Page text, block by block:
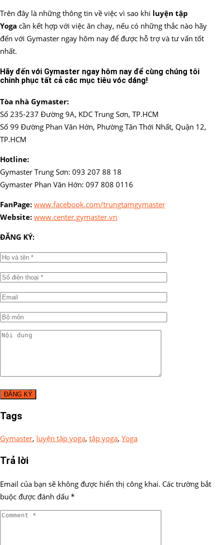
Trên đây là những thông tin về việc vì sao khi luyện tập
Yoga cần kết hợp với việc ăn chay, nếu có những thắc nào hãy
đến với Gymaster ngay hôm nay để được hỗ trợ và tư vấn tốt
nhất.
Hãy đến với Gymaster ngay hôm nay để cùng chúng tôi
chinh phục tất cả các mục tiêu vóc dáng!
Tòa nhà Gymaster:
Số 235-237 Đường 9A, KDC Trung Sơn, TP.HCM
Số 99 Đường Phan Văn Hớn, Phường Tân Thới Nhất, Quận 12,
TP.HCM
Hotline:
Gymaster Trung Sơn: 093 207 88 18
Gymaster Phan Văn Hớn: 097 808 0116
FanPage: www.facebook.com/trungtamgymaster
Website: www.center.gymaster.vn
ĐĂNG KÝ:
Tags
Gymaster, luyện tập yoga, tập yoga, Yoga
Trả lời
Email của bạn sẽ không được hiển thị công khai. Các trường bắt
buộc được đánh dấu *